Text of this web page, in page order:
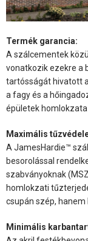
Termék garancia:
A szálcementek
vonatkozik ezekre a
tartósságát hivatott
a fagy és a
épületek
Maximális
A JamesHardie™
besorolással
szabványoknak
homlokzati
csupán szép, hanem
Minimális